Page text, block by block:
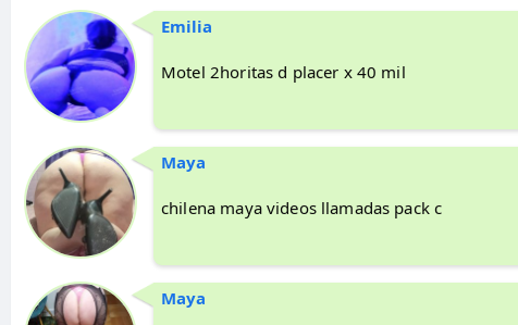
Emilia
Motel 2horitas d placer x 40 mil
Maya
chilena maya videos llamadas pack c
Maya